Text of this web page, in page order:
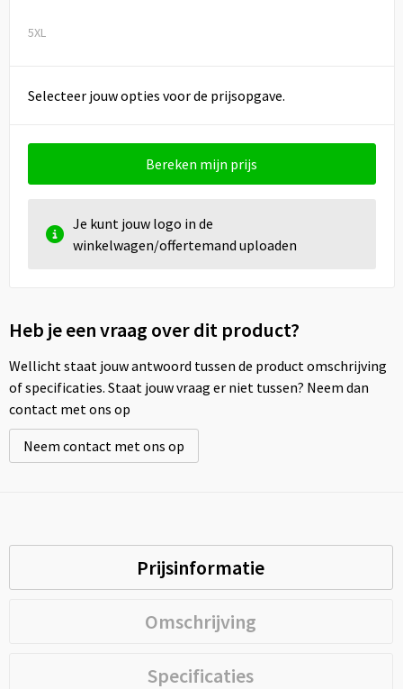
5XL
Selecteer jouw opties voor de prijsopgave.
Bereken mijn prijs
Je kunt jouw logo in de
winkelwagen/offertemand uploaden
Heb je een vraag over dit product?
Wellicht staat jouw antwoord tussen de product omschrijving
of specificaties. Staat jouw vraag er niet tussen? Neem dan
contact met ons op
Neem contact met ons op
Prijsinformatie
Omschrijving
Specificaties